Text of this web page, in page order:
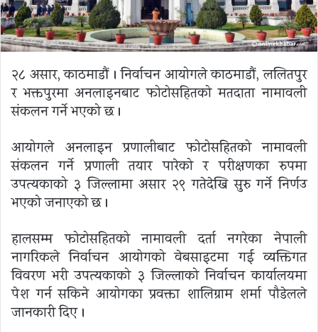
२८ असार, काठमाडौं । निर्वाचन आयोगले काठमाडौं, ललितपुर
र भक्तपुरमा अनलाइनबाट फोटोसहितको मतदाता नामावली
संकलन गर्ने भएको छ ।
आयोगले अनलाइन प्रणालीबाट फोटोसहितको नामावली
संकलन गर्ने प्रणाली तयार पारेको र परीक्षणका रुपमा
उपत्यकाको ३ जिल्लामा असार २९ गतेदेखि सुरु गर्ने निर्णउ
भएको जनाएको छ ।
हालसम्म फोटोसहितको नामावली दर्ता नगरेका नेपाली
नागरिकले निर्वाचन आयोगको वेबसाइटमा गई व्यक्तिगत
विवरण भरी उपत्यकाको ३ जिल्लाको निर्वाचन कार्यालयमा
पेश गर्न सकिने आयोगका प्रवक्ता शालिग्राम शर्मा पौडेलले
जानकारी दिए ।